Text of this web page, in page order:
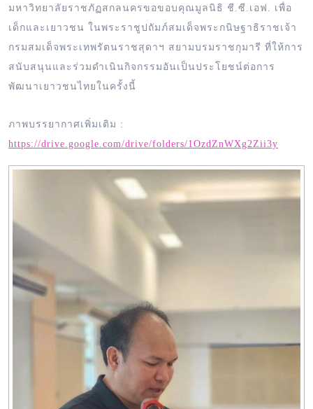
มหาวิทยาลัยราชภัฏสกลนครขอขอบคุณมูลนิธิ ชี.ซี.เอฟ. เพื่อ
เด็กและเยาวชน ในพระราชูปถัมภ์สมเด็จพระกนิษฐาธิราชเจ้า
กรมสมเด็จพระเทพรัตนราชสุดาฯ สยามบรมราชกุมารี ที่ให้การ
สนับสนุนและร่วมดำเนินกิจกรรมอันเป็นประโยชน์ต่อการ
พัฒนาเยาวชนไทยในครั้งนี้
ภาพบรรยากาศเพิ่มเติม :
https://drive.google.com/drive/folders/1OzdZnWXg2Zii3y